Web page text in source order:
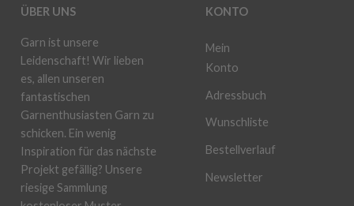
ÜBER UNS
Garn ist unsere
Leidenschaft! Wir lieben
es, allen unseren
fantastischen
Garnenthusiasten Garn zu
schicken. Ein wenig
Inspiration für das nächste
Projekt gefällig? Unsere
riesige Sammlung
KONTO
Mein
Konto
Adressbuch
Wunschliste
Bestellverlauf
Newsletter